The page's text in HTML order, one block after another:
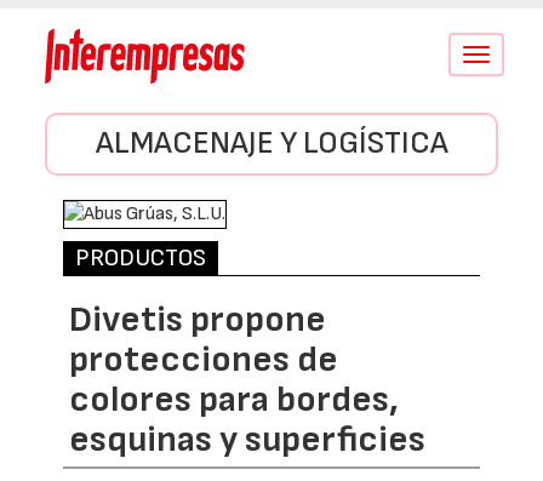
Conmutar
ALMACENAJE Y LOGÍSTICA
PRODUCTOS
Divetis propone
protecciones de
colores para bordes,
esquinas y superficies